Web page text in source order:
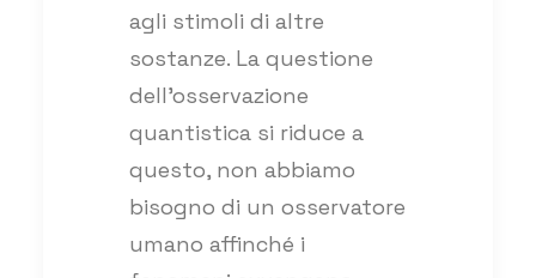
agli stimoli di altre
sostanze. La questione
dell’osservazione
quantistica si riduce a
questo, non abbiamo
bisogno di un osservatore
umano affinché i